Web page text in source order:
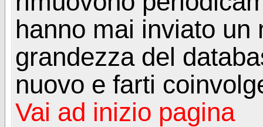
hanno mai inviato
grandezza del
nuovo e farti
Vai ad inizio pagina